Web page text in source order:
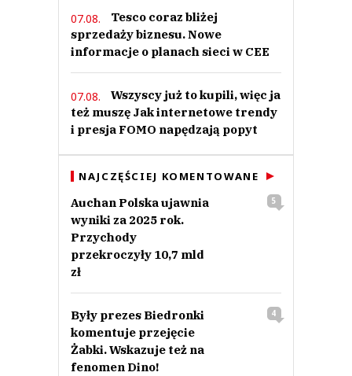
07.08.
Tesco coraz bliżej
sprzedaży biznesu. Nowe
informacje o planach sieci w CEE
07.08.
Wszyscy już to kupili, więc ja
też muszę Jak internetowe trendy
i presja FOMO napędzają popyt
NAJCZĘŚCIEJ KOMENTOWANE
Auchan Polska ujawnia
wyniki za 2025 rok.
Przychody
przekroczyły 10,7 mld
zł
5
Były prezes Biedronki
komentuje przejęcie
Żabki. Wskazuje też na
fenomen Dino!
4